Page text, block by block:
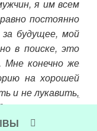
я им всем
постоянно
будущее, мой
в поиске, это
Мне конечно же
на хорошей
и не лукавить,
а искренне